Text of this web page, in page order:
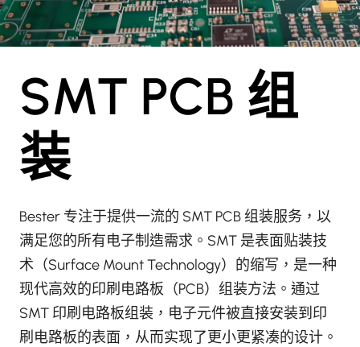
SMT PCB 组
装
Bester 专注于提供一流的 SMT PCB 组装服务，以
满足您的所有电子制造需求。SMT 是表面贴装技
术（Surface Mount Technology）的缩写，是一种
现代高效的印刷电路板（PCB）组装方法。通过
SMT 印刷电路板组装，电子元件被直接安装到印
刷电路板的表面，从而实现了更小更紧凑的设计。